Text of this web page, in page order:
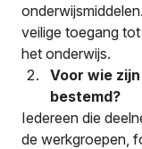
veilige toegang
het onderwijs.
Voor wie
bestemd?
Iedereen die
de werkgroepen,